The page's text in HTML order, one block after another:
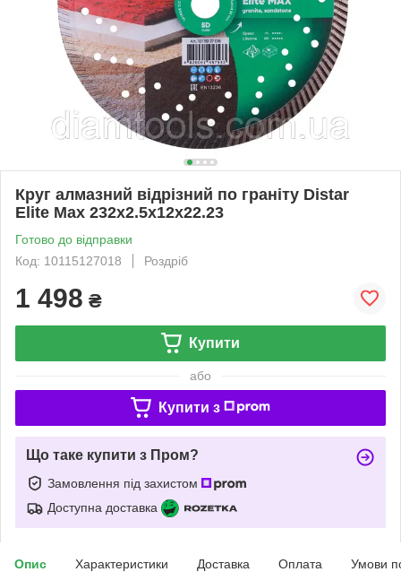
Круг алмазний відрізний по граніту Distar
Elite Max 232x2.5x12x22.23
Готово до відправки
Код: 10115127018
Роздріб
1 498 ₴
Купити
або
Купити з
Що таке купити з Пром?
Замовлення під захистом
Доступна доставка
Опис Характеристики Доставка Оплата Умови